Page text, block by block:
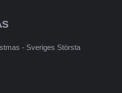
- Sveriges Största